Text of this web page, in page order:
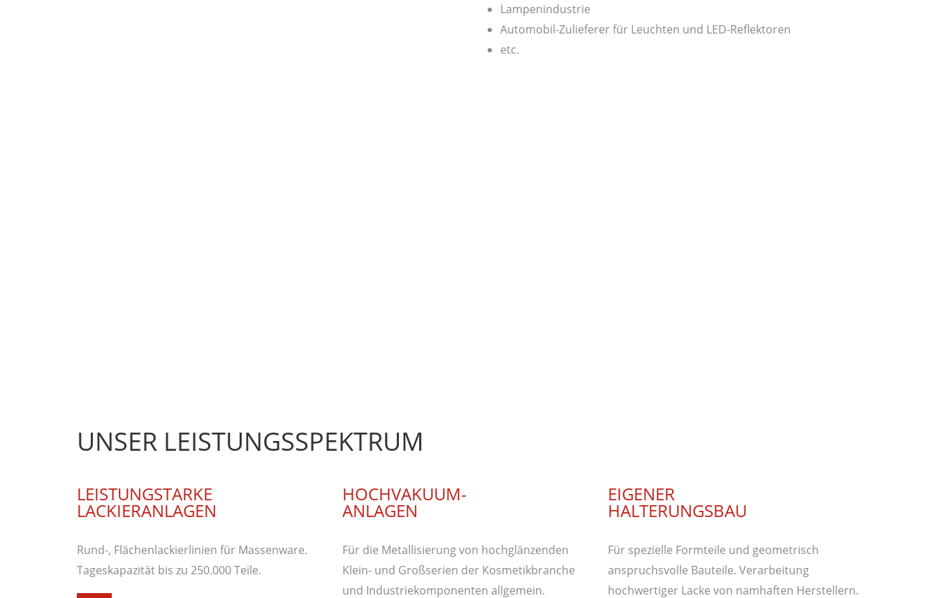
Lampenindustrie
Automobil-Zulieferer für Leuchten und LED-Reflektoren
etc.
UNSER LEISTUNGS­SPEKTRUM
LEISTUNGSTARKE
LACKIERANLAGEN
Rund-, Flächenlackierlinien für Massenware.
Tageskapazität bis zu 250.000 Teile.
HOCHVAKUUM-
ANLAGEN
Für die Metallisierung von hochglänzenden
Klein- und Großserien der Kosmetikbranche
und Industriekomponenten allgemein.
EIGENER
HALTERUNGSBAU
Für spezielle Formteile und geometrisch
anspruchsvolle Bauteile. Verarbeitung
hochwertiger Lacke von namhaften Herstellern.